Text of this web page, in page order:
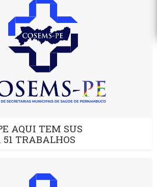
AQUI TEM SUS
TRABALHOS